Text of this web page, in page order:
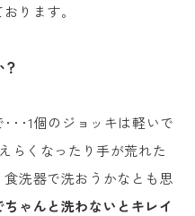
ります。
･･1個のジョッキは軽いで
らくなったり手が荒れた
洗器で洗おうかなとも思
ゃんと洗わないとキレイ